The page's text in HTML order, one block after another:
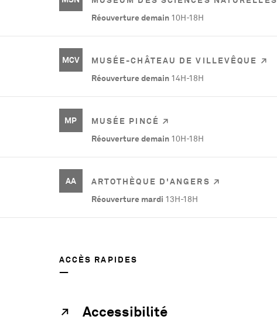
Réouverture demain 10H-18H
MCV
MUSÉE-CHÂTEAU DE VILLEVÊQUE
Réouverture demain 14H-18H
MP
MUSÉE PINCÉ
Réouverture demain 10H-18H
AA
ARTOTHÈQUE D'ANGERS
Réouverture mardi 13H-18H
ACCÈS RAPIDES
Accessibilité